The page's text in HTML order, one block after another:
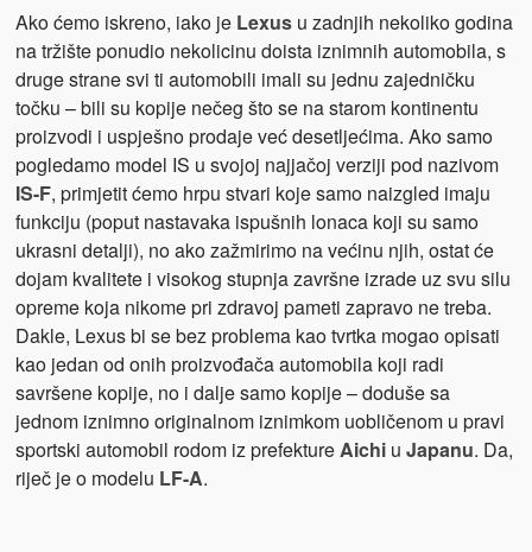
Ako ćemo iskreno, iako je Lexus u zadnjih nekoliko godina
na tržište ponudio nekolicinu doista iznimnih automobila, s
druge strane svi ti automobili imali su jednu zajedničku
točku – bili su kopije nečeg što se na starom kontinentu
proizvodi i uspješno prodaje već desetljećima. Ako samo
pogledamo model IS u svojoj najjačoj verziji pod nazivom
IS-F, primjetit ćemo hrpu stvari koje samo naizgled imaju
funkciju (poput nastavaka ispušnih lonaca koji su samo
ukrasni detalji), no ako zažmirimo na većinu njih, ostat će
dojam kvalitete i visokog stupnja završne izrade uz svu silu
opreme koja nikome pri zdravoj pameti zapravo ne treba.
Dakle, Lexus bi se bez problema kao tvrtka mogao opisati
kao jedan od onih proizvođača automobila koji radi
savršene kopije, no i dalje samo kopije – doduše sa
jednom iznimno originalnom iznimkom uobličenom u pravi
sportski automobil rodom iz prefektureAichi u Japanu. Da,
riječ je o modelu LF-A.